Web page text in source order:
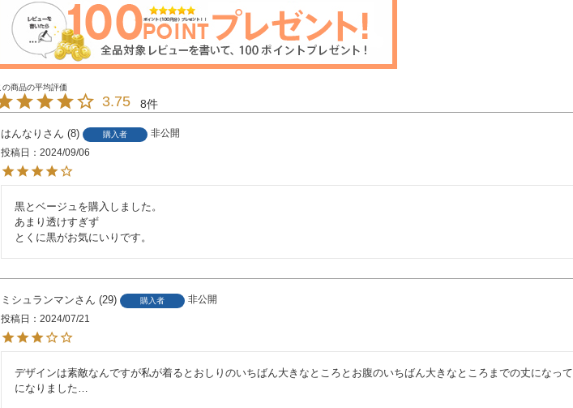
3.75 8
はんなり 8 購入者
非公開
投稿日
2024/09/06
黒とベージュを購入しました。
あまり透けすぎず
とくに黒がお気にいりです。
ミシュランマン 29 購入者
非公開
投稿日
2024/07/21
デザインは素敵なんですが私が着るとおしりのいちばん大きなところとお腹のいちばん大きなところまでの丈になっ
になりました…